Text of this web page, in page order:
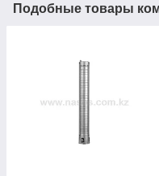
Подобные товары